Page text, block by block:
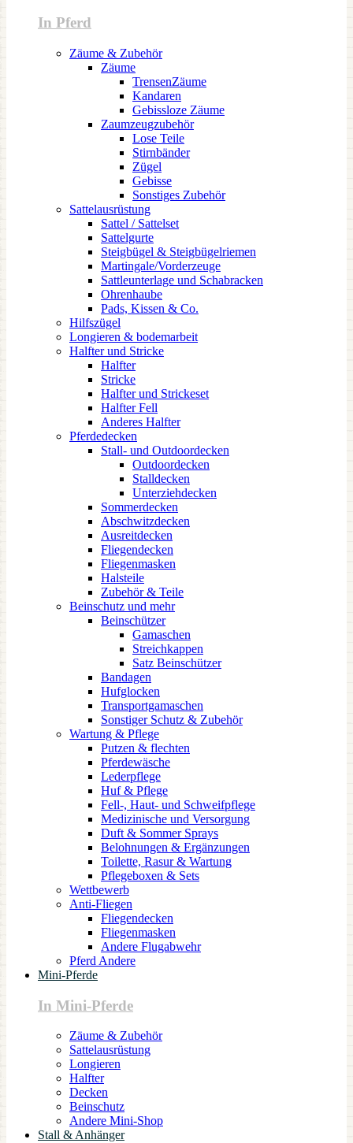
In Pferd
Zäume & Zubehör
Zäume
TrensenZäume
Kandaren
Gebissloze Zäume
Zaumzeugzubehör
Lose Teile
Stirnbänder
Zügel
Gebisse
Sonstiges Zubehör
Sattelausrüstung
Sattel / Sattelset
Sattelgurte
Steigbügel & Steigbügelriemen
Martingale/Vorderzeuge
Sattleunterlage und Schabracken
Ohrenhaube
Pads, Kissen & Co.
Hilfszügel
Longieren & bodemarbeit
Halfter und Stricke
Halfter
Stricke
Halfter und Strickeset
Halfter Fell
Anderes Halfter
Pferdedecken
Stall- und Outdoordecken
Outdoordecken
Stalldecken
Unterziehdecken
Sommerdecken
Abschwitzdecken
Ausreitdecken
Fliegendecken
Fliegenmasken
Halsteile
Zubehör & Teile
Beinschutz und mehr
Beinschützer
Gamaschen
Streichkappen
Satz Beinschützer
Bandagen
Hufglocken
Transportgamaschen
Sonstiger Schutz & Zubehör
Wartung & Pflege
Putzen & flechten
Pferdewäsche
Lederpflege
Huf & Pflege
Fell-, Haut- und Schweifpflege
Medizinische und Versorgung
Duft & Sommer Sprays
Belohnungen & Ergänzungen
Toilette, Rasur & Wartung
Pflegeboxen & Sets
Wettbewerb
Anti-Fliegen
Fliegendecken
Fliegenmasken
Andere Flugabwehr
Pferd Andere
Mini-Pferde
In Mini-Pferde
Zäume & Zubehör
Sattelausrüstung
Longieren
Halfter
Decken
Beinschutz
Andere Mini-Shop
Stall & Anhänger